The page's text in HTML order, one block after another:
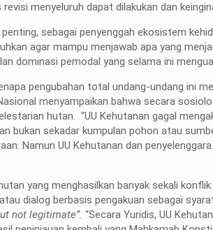
menyeluruh dapat dilakukan dan
sebagai penyenggah ekosistem
agar mampu menjawab apa yang
dominasi pemodal yang selama ini
pengubahan total undang-undang ini
menyampaikan bahwa secara
hutan. “UU Kehutanan gagal
bukan sekadar kumpulan pohon atau
Namun UU Kehutanan dan
yang menghasilkan banyak sekali
dialog berbasis pengakuan sebagai
not legitimate”. “Secara Yuridis, UU